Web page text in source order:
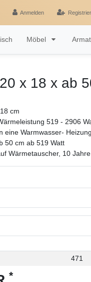
Anmelden
Möbel
x 18 x ab
cm
519 - 2906
eine Warmwasser- Heizung
50 cm ab 519 Watt
Wärmetauscher, 10
471
*